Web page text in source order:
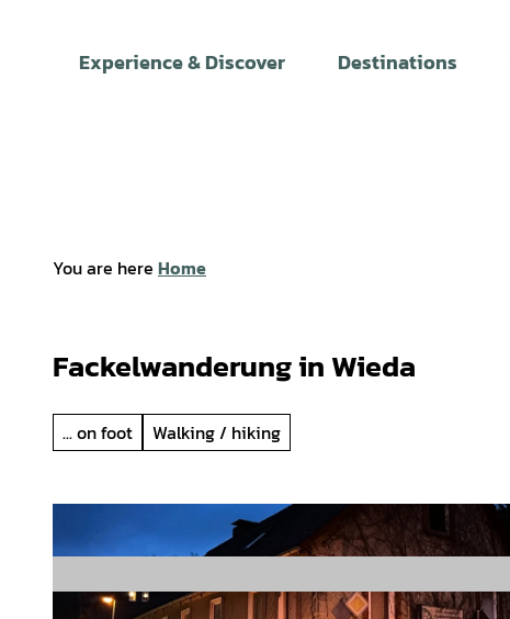
Experience & Discover Destinations
You are here Home
Fackelwanderung in Wieda
... on foot Walking / hiking